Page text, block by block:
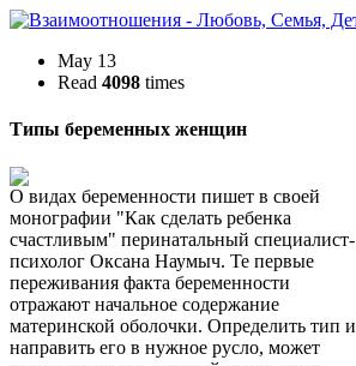
May 13
Read 4098 times
Типы беременных женщин
О видах беременности пишет в своей
монографии "Как сделать ребенка
счастливым" перинатальный специалист-
психолог Оксана Наумыч. Те первые
переживания факта беременности
отражают начальное содержание
материнской оболочки. Определить тип и
направить его в нужное русло, может